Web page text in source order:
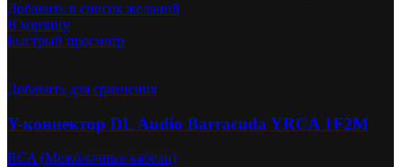
Добавить в список желаний
В корзину
Быстрый просмотр
Добавить для сравнения
Y-коннектор DL Audio Barracuda YRCA 1F2M
RCA (Межблочные кабели)